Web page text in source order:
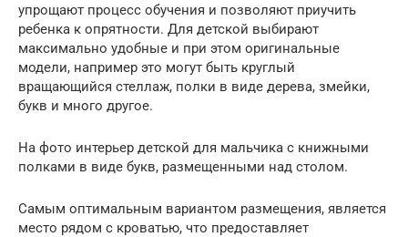
упрощают процесс обучения и позволяют приучить
ребенка к опрятности. Для детской выбирают
максимально удобные и при этом оригинальные
модели, например это могут быть круглый
вращающийся стеллаж, полки в виде дерева, змейки,
букв и много другое.
На фото интерьер детской для мальчика с книжными
полками в виде букв, размещенными над столом.
Самым оптимальным вариантом размещения, является
место рядом с кроватью, что предоставляет